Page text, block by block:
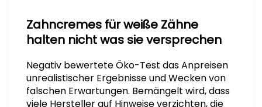
Zahncremes für weiße Zähne
halten nicht was sie versprechen
Negativ bewertete Öko-Test das Anpreisen
unrealistischer Ergebnisse und Wecken von
falschen Erwartungen. Bemängelt wird, dass
viele Hersteller auf Hinweise verzichten, die